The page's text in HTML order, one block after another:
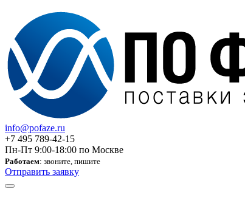
info@pofaze.ru
+7 495 789-42-15
Пн-Пт 9:00-18:00 по Москве
Работаем: звоните, пишите
Отправить заявку